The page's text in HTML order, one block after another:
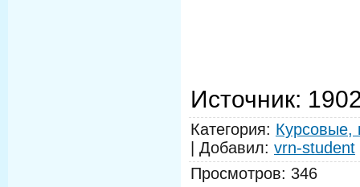
Источник:
Категория: Курсовые,
Добавил: vrn-student
Просмотров: 346